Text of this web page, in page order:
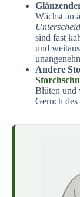
Wächst an
sind fast
und
Andere
Blüten und
Geruch